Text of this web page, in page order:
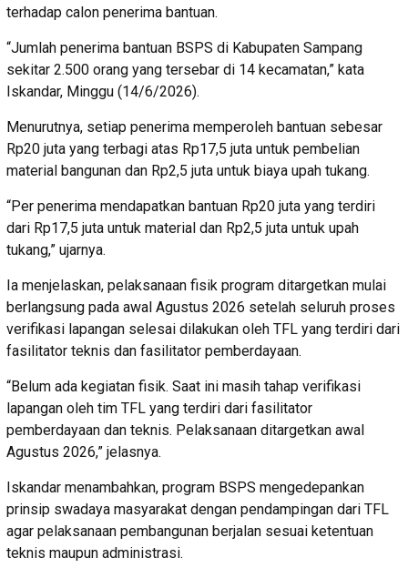
terhadap calon penerima bantuan.
“Jumlah penerima bantuan BSPS di Kabupaten Sampang
sekitar 2.500 orang yang tersebar di 14 kecamatan,” kata
Iskandar, Minggu (14/6/2026).
Menurutnya, setiap penerima memperoleh bantuan sebesar
Rp20 juta yang terbagi atas Rp17,5 juta untuk pembelian
material bangunan dan Rp2,5 juta untuk biaya upah tukang.
“Per penerima mendapatkan bantuan Rp20 juta yang terdiri
dari Rp17,5 juta untuk material dan Rp2,5 juta untuk upah
tukang,” ujarnya.
Ia menjelaskan, pelaksanaan fisik program ditargetkan mulai
berlangsung pada awal Agustus 2026 setelah seluruh proses
verifikasi lapangan selesai dilakukan oleh TFL yang terdiri dari
fasilitator teknis dan fasilitator pemberdayaan.
“Belum ada kegiatan fisik. Saat ini masih tahap verifikasi
lapangan oleh tim TFL yang terdiri dari fasilitator
pemberdayaan dan teknis. Pelaksanaan ditargetkan awal
Agustus 2026,” jelasnya.
Iskandar menambahkan, program BSPS mengedepankan
prinsip swadaya masyarakat dengan pendampingan dari TFL
agar pelaksanaan pembangunan berjalan sesuai ketentuan
teknis maupun administrasi.